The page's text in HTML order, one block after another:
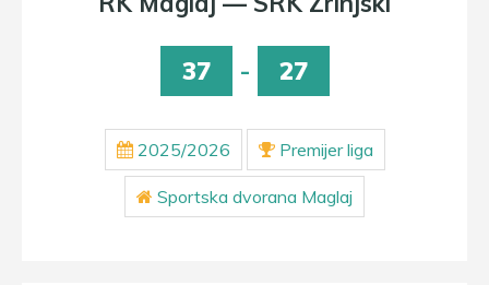
37 - 27
2025/2026 Premijer liga
Sportska dvorana Maglaj